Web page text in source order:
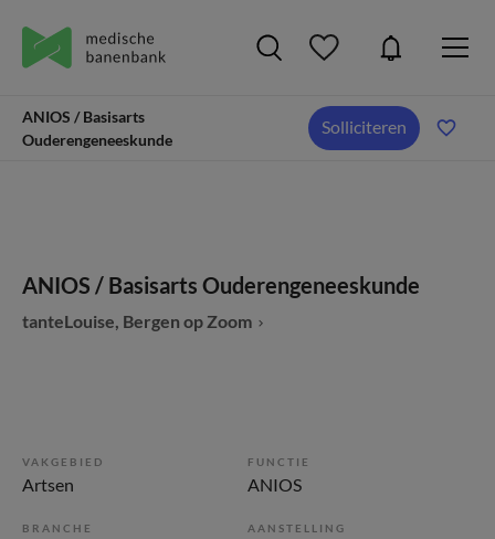
ANIOS / Basisarts
Ouderengeneeskunde
Solliciteren
ANIOS / Basisarts Ouderengeneeskunde
tanteLouise, Bergen op Zoom
VAKGEBIED
Artsen
FUNCTIE
ANIOS
BRANCHE AANSTELLING